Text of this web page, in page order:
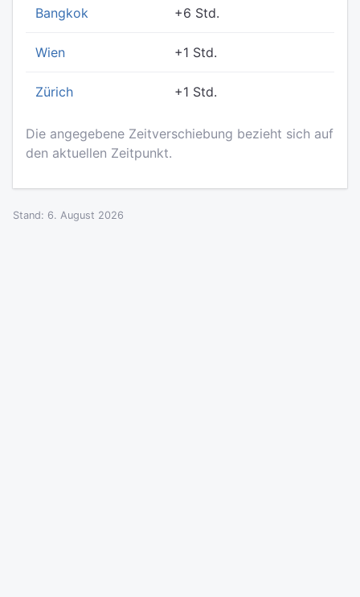
Bangkok +6 Std.
Wien +1 Std.
Zürich +1 Std.
Die angegebene Zeitverschiebung bezieht sich auf
den aktuellen Zeitpunkt.
Stand: 6. August 2026